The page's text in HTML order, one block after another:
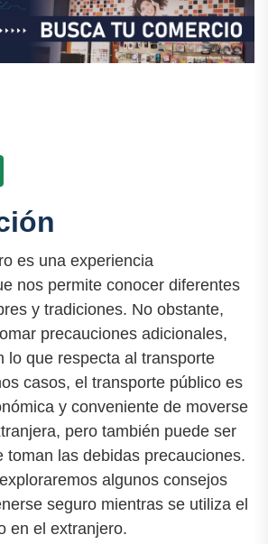
es una experiencia
nos permite conocer diferentes
y tradiciones. No obstante,
precauciones adicionales,
lo que respecta al transporte
casos, el transporte público es
y conveniente de moverse
pero también puede ser
toman las debidas precauciones.
algunos consejos
seguro mientras se utiliza el
en el extranjero.